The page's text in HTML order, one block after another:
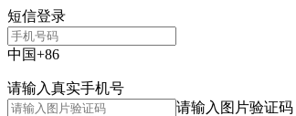
短信登录
中国+86
请输入真实手机号
请输入图片验证码